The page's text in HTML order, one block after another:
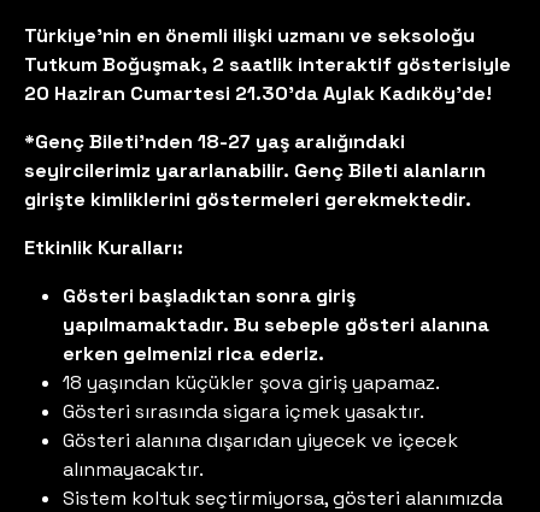
Türkiye’nin en önemli ilişki uzmanı ve seksoloğu
Tutkum Boğuşmak, 2 saatlik interaktif gösterisiyle
20 Haziran Cumartesi 21.30'da Aylak Kadıköy'de!
*Genç Bileti'nden 18-27 yaş aralığındaki
seyircilerimiz yararlanabilir. Genç Bileti alanların
girişte kimliklerini göstermeleri gerekmektedir.
Etkinlik Kuralları:
Gösteri başladıktan sonra giriş
yapılmamaktadır. Bu sebeple gösteri alanına
erken gelmenizi rica ederiz.
18 yaşından küçükler şova giriş yapamaz.
Gösteri sırasında sigara içmek yasaktır.
Gösteri alanına dışarıdan yiyecek ve içecek
alınmayacaktır.
Sistem koltuk seçtirmiyorsa, gösteri alanımızda